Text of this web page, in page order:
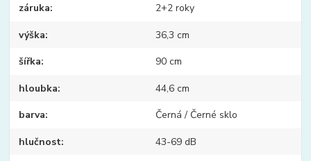
záruka 2+2 roky
výška 36,3 cm
šířka 90 cm
hloubka 44,6 cm
barva Černá / Černé sklo
hlučnost 43-69 dB